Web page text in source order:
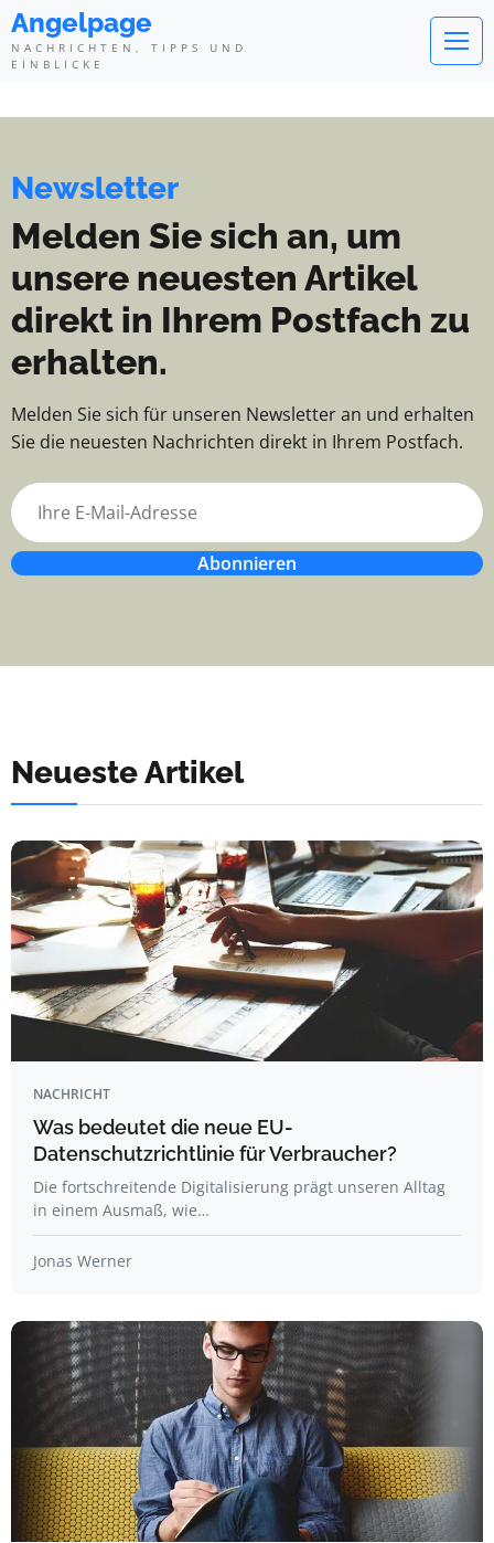
Angelpage - Nachrichten, Tipps
Angelpage
NACHRICHTEN, TIPPS UND
EINBLICKE
Newsletter
Melden Sie sich an, um
unsere neuesten Artikel
direkt in Ihrem Postfach zu
erhalten.
Melden Sie sich für unseren Newsletter an und erhalten
Sie die neuesten Nachrichten direkt in Ihrem Postfach.
Abonnieren
Neueste Artikel
NACHRICHT
Was bedeutet die neue EU-
Datenschutzrichtlinie für Verbraucher?
Die fortschreitende Digitalisierung prägt unseren Alltag
in einem Ausmaß, wie…
Jonas Werner